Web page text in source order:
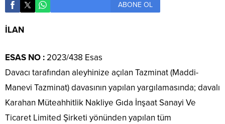
ABONE OL
İLAN
ESAS NO : 2023/438 Esas
Davacı tarafından aleyhinize açılan Tazminat (Maddi-
Manevi Tazminat) davasının yapılan yargılamasında; davalı
Karahan Müteahhitlik Nakliye Gıda İnşaat Sanayi Ve
Ticaret Limited Şirketi yönünden yapılan tüm